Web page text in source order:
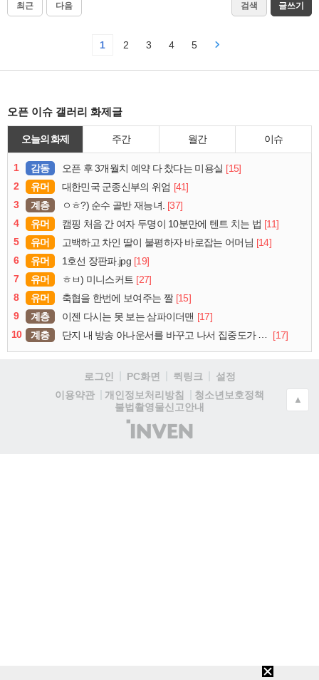
최근 다음 검색 글쓰기
1 2 3 4 5
오픈 이슈 갤러리 화제글
오늘의 화제 주간 월간 이슈
1 감동 오픈 후 3개월치 예약 다 찼다는 미용실 [15]
2
유머 대한민국 군종신부의 위엄 [41]
3
계층 ㅇㅎ?) 순수 골반 재능녀. [37]
4
유머 캠핑 처음 간 여자 두명이 10분만에 텐트 치는 법 [11]
5
유머 고백하고 차인 딸이 불평하자 바로잡는 어머님 [14]
6
유머 1호선 장판파.jpg [19]
7
유머 ㅎㅂ) 미니스커트 [27]
8
유머 축협을 한번에 보여주는 짤 [15]
9
계층 이젠 다시는 못 보는 삼파이더맨 [17]
10
계층 단지 내 방송 아나운서를 바꾸고 나서 집중도가 확 올라갔다는 한 아파트의 안내방송 [17]
로그인 PC화면 퀵링크
설정
이용약관
개인정보처리방침
청소년보호정책
불법촬영물신고안내
(주)
인
▲